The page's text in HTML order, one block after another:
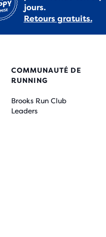
jours.
Retours gratuits.
COMMUNAUTÉ DE
RUNNING
Brooks Run Club
Leaders